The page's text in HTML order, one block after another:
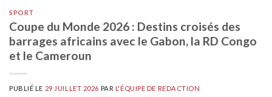
SPORT
Coupe du Monde 2026 : Destins croisés des
barrages africains avec le Gabon, la RD Congo
et le Cameroun
PUBLIÉ LE 29 JUILLET 2026 PAR L'ÉQUIPE DE REDACTION